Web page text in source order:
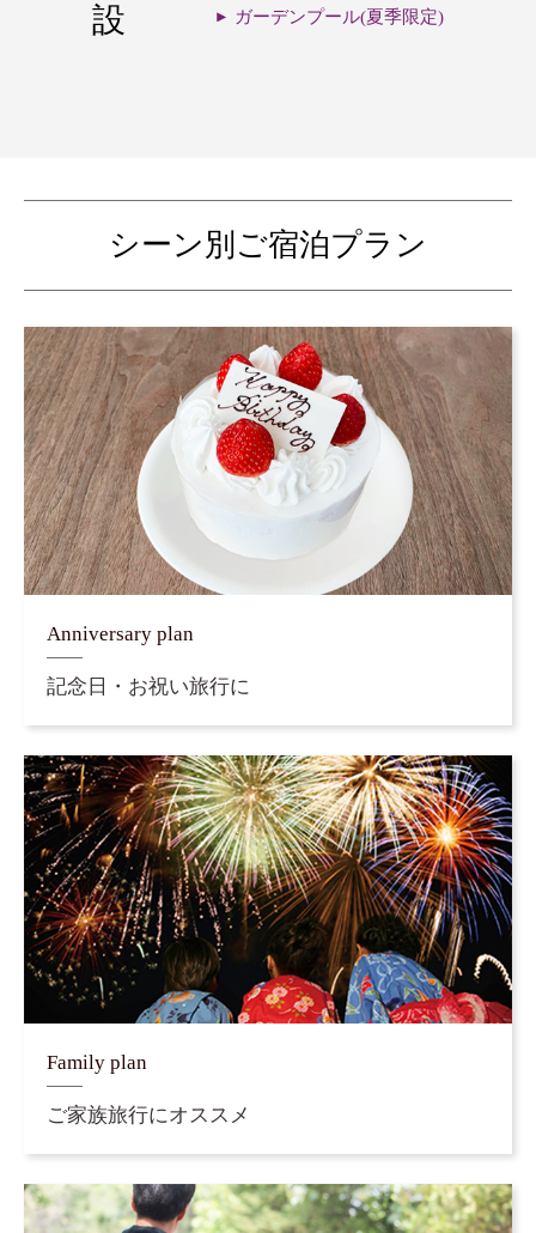
設
ガーデンプール(夏季限定)
シーン別ご宿泊プラン
Anniversary plan
記念日・お祝い旅行に
Family plan
ご家族旅行にオススメ